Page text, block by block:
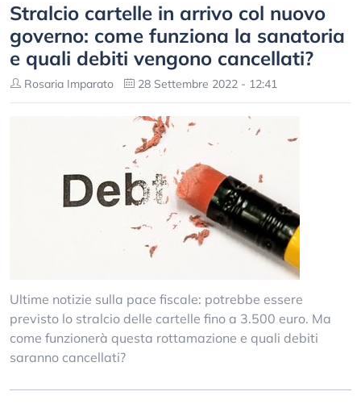
Stralcio cartelle in arrivo col nuovo
governo: come funziona la sanatoria
e quali debiti vengono cancellati?
Rosaria Imparato 28 Settembre 2022 - 12:41
Ultime notizie sulla pace fiscale: potrebbe essere
previsto lo stralcio delle cartelle fino a 3.500 euro. Ma
come funzionerà questa rottamazione e quali debiti
saranno cancellati?